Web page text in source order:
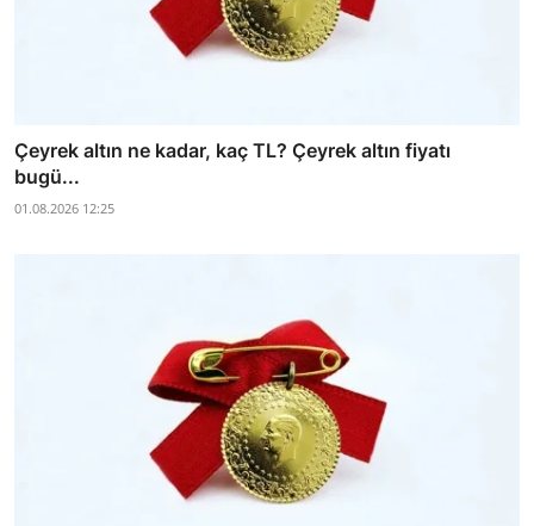
Çeyrek altın ne kadar, kaç TL? Çeyrek altın fiyatı
bugü...
01.08.2026 12:25